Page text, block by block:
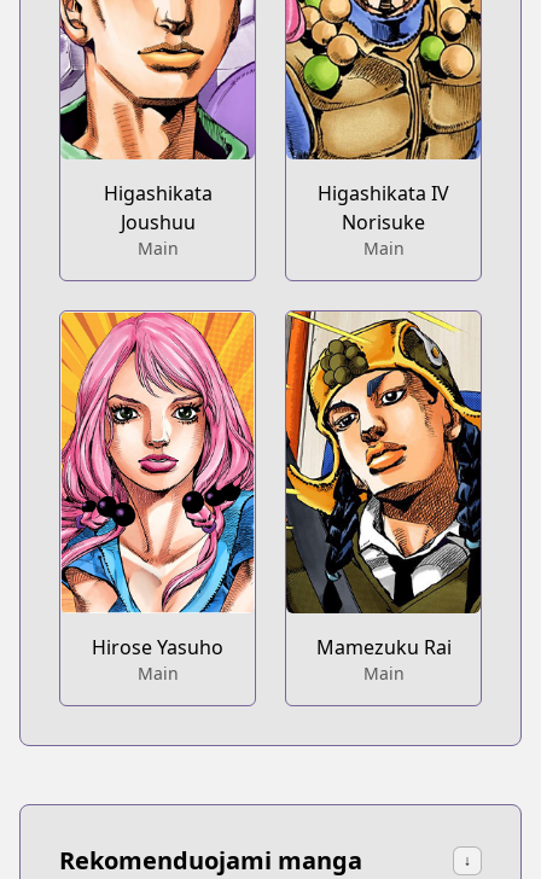
Higashikata
Joushuu
Main
Higashikata IV
Norisuke
Main
Hirose Yasuho
Main
Mamezuku Rai
Main
Rekomenduojami manga ↓